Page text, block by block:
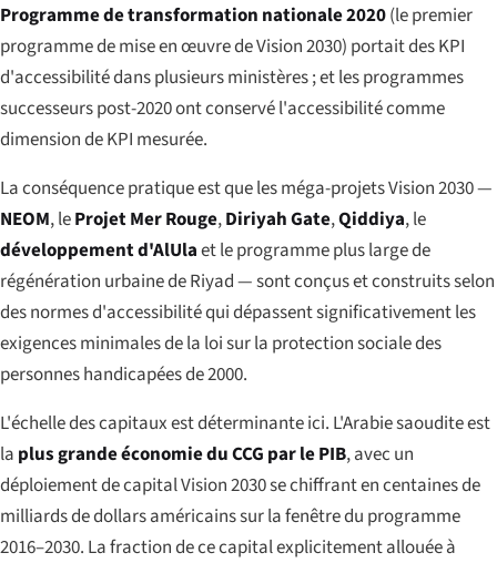
Programme de transformation nationale 2020(le premier
programme de mise en œuvre de Vision 2030) portait des KPI
d'accessibilité dans plusieurs ministères ; et les programmes
successeurs post-2020 ont conservé l'accessibilité comme
dimension de KPI mesurée.
La conséquence pratique est que les méga-projets Vision 2030 —
NEOM, leProjet Mer Rouge,Diriyah Gate,Qiddiya, le
développement d'AlUlaet le programme plus large de
régénération urbaine de Riyad — sont conçus et construits selon
des normes d'accessibilité qui dépassent significativement les
exigences minimales de la loi sur la protection sociale des
personnes handicapées de 2000.
L'échelle des capitaux est déterminante ici. L'Arabie saoudite est
la plus grande économie du CCG par le PIB, avec un
déploiement de capital Vision 2030 se chiffrant en centaines de
milliards de dollars américains sur la fenêtre du programme
2016–2030. La fraction de ce capital explicitement allouée à